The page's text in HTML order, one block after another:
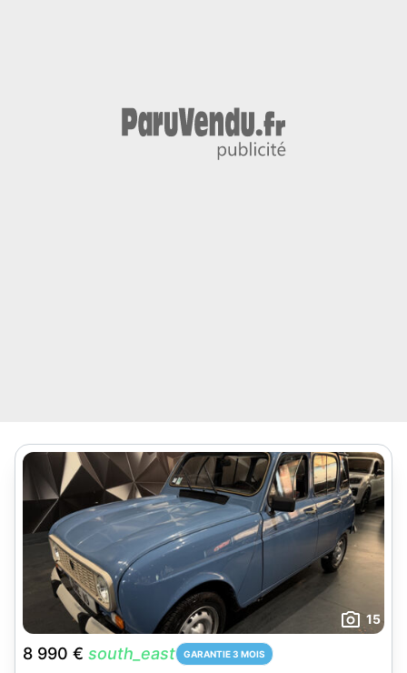
15
8 990 € south_east GARANTIE 3 MOIS